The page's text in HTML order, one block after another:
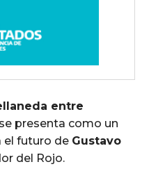
entre
se presenta como un
el futuro de Gustavo
del Rojo.